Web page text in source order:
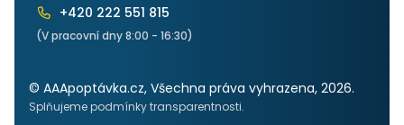
+420 222 551 815
(V pracovní dny 8:00 - 16:30)
© AAApoptávka.cz, Všechna práva vyhrazena, 2026.
Splňujeme podmínky transparentnosti.